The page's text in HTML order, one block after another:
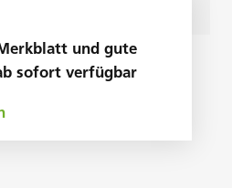
und gute
sofort verfügbar